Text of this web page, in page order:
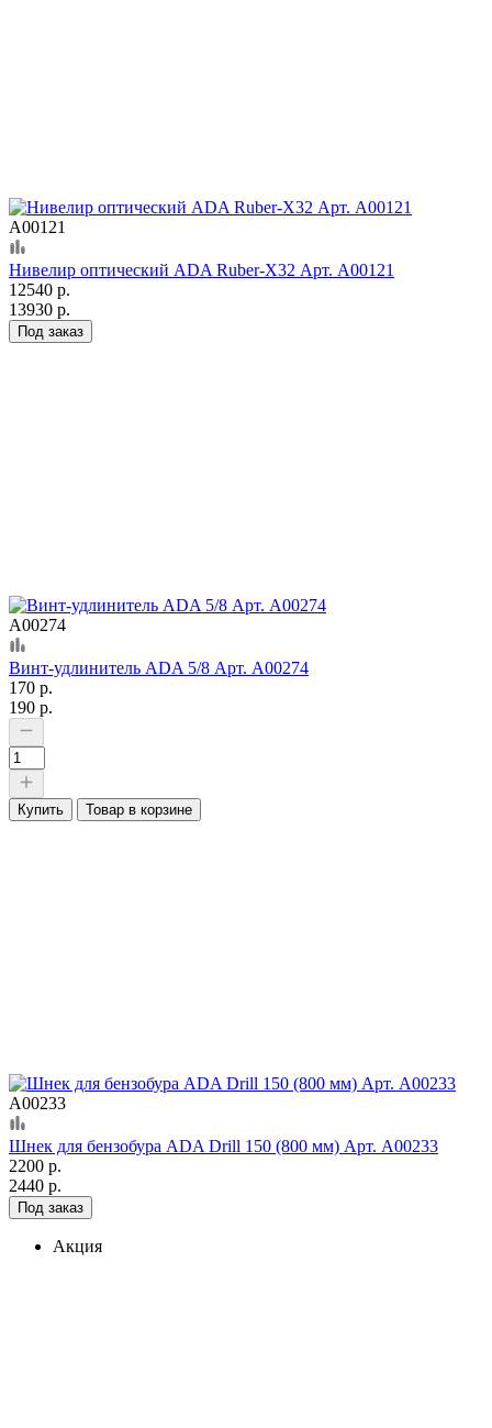
А00121
Нивелир оптический ADA Ruber-X32 Арт. А00121
12540 р.
13930 р.
Под заказ
А00274
Винт-удлинитель ADA 5/8 Арт. А00274
170 р.
190 р.
Купить Товар в корзине
А00233
Шнек для бензобура ADA Drill 150 (800 мм) Арт. А00233
2200 р.
2440 р.
Под заказ
Акция